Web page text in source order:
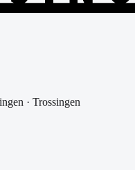
· Trossingen